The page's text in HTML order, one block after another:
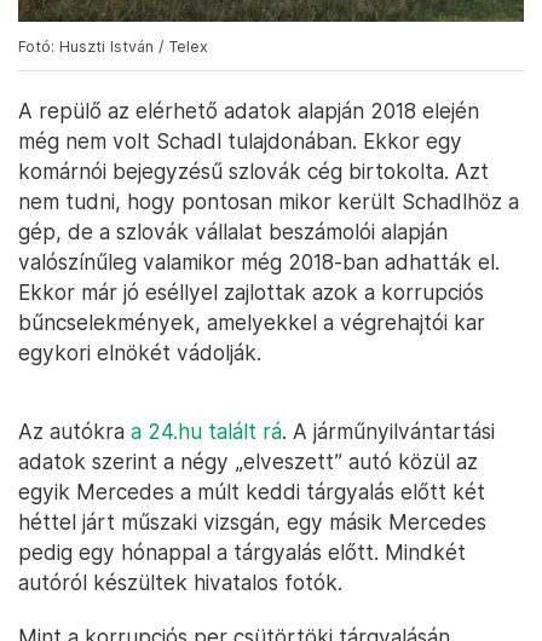
Fotó: Huszti István / Telex
A repülő az elérhető adatok alapján 2018 elején
még nem volt Schadl tulajdonában. Ekkor egy
komárnói bejegyzésű szlovák cég birtokolta. Azt
nem tudni, hogy pontosan mikor került Schadlhöz a
gép, de a szlovák vállalat beszámolói alapján
valószínűleg valamikor még 2018-ban adhatták el.
Ekkor már jó eséllyel zajlottak azok a korrupciós
bűncselekmények, amelyekkel a végrehajtói kar
egykori elnökét vádolják.
Az autókra a 24.hu talált rá. A járműnyilvántartási
adatok szerint a négy „elveszett” autó közül az
egyik Mercedes a múlt keddi tárgyalás előtt két
héttel járt műszaki vizsgán, egy másik Mercedes
pedig egy hónappal a tárgyalás előtt. Mindkét
autóról készültek hivatalos fotók.